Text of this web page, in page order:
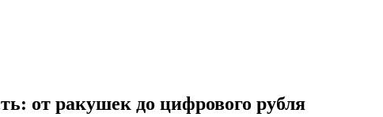
от ракушек до цифрового рубля